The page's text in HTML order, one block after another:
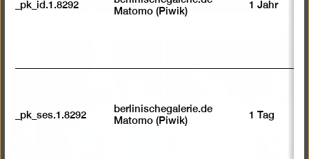
Bild
_pk_id.1.8292
Matomo (Piwik)
1 Jahr
_pk_ses.1.8292
berlinischegalerie.de
Matomo (Piwik)
1 Tag